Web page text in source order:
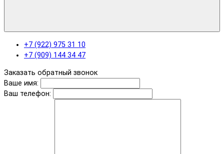
+7 (922) 975 31 10
+7 (909) 144 34 47
Заказать обратный звонок
Ваше имя:
Ваш телефон: